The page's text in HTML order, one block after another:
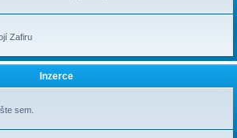
Zafiru
Inzerce
sem.